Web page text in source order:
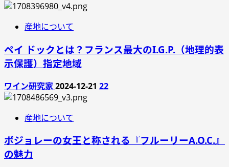
産地について
ペイ ドックとは？フランス最大のI.G.P.（地理的表
示保護）指定地域
ワイン研究家2024-12-21 22
産地について
ボジョレーの女王と称される『フルーリーA.O.C.』
の魅力